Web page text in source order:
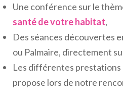
Une conférence sur le
santé de votre habitat,
Des séances découvertes
ou Palmaire, directement
Les différentes prestations
propose lors de notre